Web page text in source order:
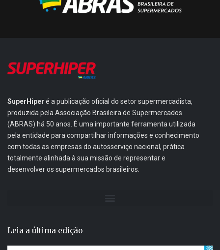
SuperHiper é a publicação oficial do setor supermercadista,
produzida pela Associação Brasileira de Supermercados
(ABRAS) há 50 anos. É uma importante ferramenta utilizada
pela entidade para compartilhar informações e conhecimento
com todas as empresas do autosserviço nacional, prática
totalmente alinhada à sua missão de representar e
desenvolver os supermercados brasileiros.
Leia a última edição